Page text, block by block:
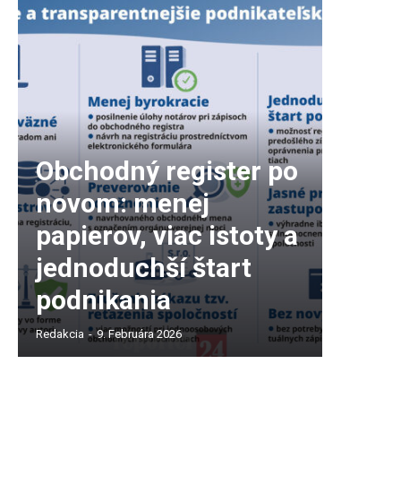
Obchodný register po
novom: menej
papierov, viac istoty a
jednoduchší štart
podnikania
Redakcia - 9. Februára 2026